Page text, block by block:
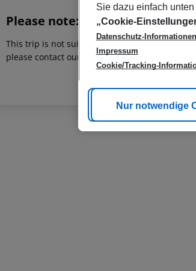
Please note:
This trip is not suitable for passengers with
please contact our customer service before
Sie dazu einfach unten
„Cookie-
Datenschutz-Informationen
Impressum
Cookie/Tracking-
Cookie anpassen
Nur notwendige